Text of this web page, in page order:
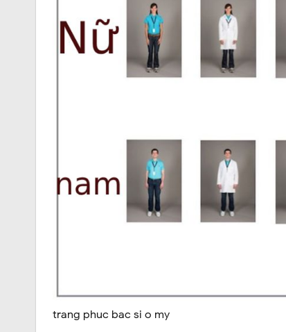
trang phuc bac si o my